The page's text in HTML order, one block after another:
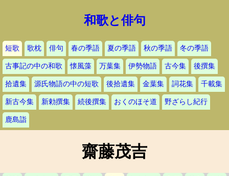
和歌と俳句
短歌 歌枕 俳句 春の季語 夏の季語 秋の季語 冬の季語
古事記の中の和歌 懐風藻 万葉集 伊勢物語 古今集 後撰集
拾遺集 源氏物語の中の短歌 後拾遺集 金葉集 詞花集 千載集
新古今集 新勅撰集 続後撰集 おくのほそ道 野ざらし紀行
鹿島詣
齋藤茂吉